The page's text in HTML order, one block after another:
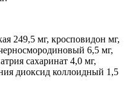
249,5 мг, кросповидон мг,
6,5 мг,
сахаринат 4,0 мг,
диоксид коллоидный 1,5